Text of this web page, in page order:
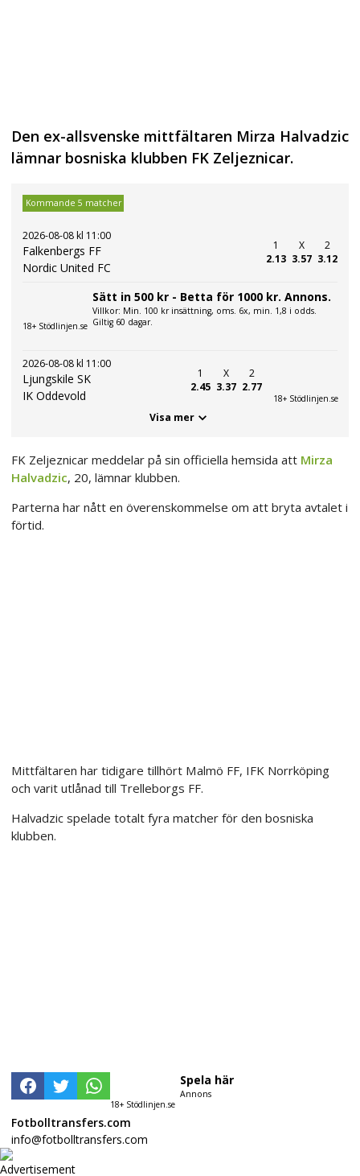
Den ex-allsvenske mittfältaren Mirza Halvadzic
lämnar bosniska klubben FK Zeljeznicar.
Kommande 5 matcher
2026-08-08 kl 11:00
Falkenbergs FF
Nordic United FC
1
2.13
X
3.57
2
3.12
18+ Stödlinjen.se
Sätt in 500 kr - Betta för 1000 kr. Annons.
Villkor: Min. 100 kr insättning, oms. 6x, min. 1,8 i odds.
Giltig 60 dagar.
2026-08-08 kl 11:00
Ljungskile SK
IK Oddevold
1
2.45
X
3.37
2
2.77
18+ Stödlinjen.se
Visa mer
FK Zeljeznicar meddelar på sin officiella hemsida att Mirza
Halvadzic, 20, lämnar klubben.
Parterna har nått en överenskommelse om att bryta avtalet i
förtid.
Mittfältaren har tidigare tillhört Malmö FF, IFK Norrköping
och varit utlånad till Trelleborgs FF.
Halvadzic spelade totalt fyra matcher för den bosniska
klubben.
18+ Stödlinjen.se
Spela här
Annons
Fotbolltransfers.com
info@fotbolltransfers.com